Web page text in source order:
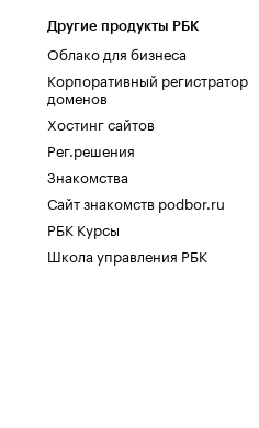
Другие продукты РБК
Облако для бизнеса
Корпоративный регистратор
доменов
Хостинг сайтов
Рег.решения
Знакомства
Сайт знакомств podbor.ru
РБК Курсы
Школа управления РБК